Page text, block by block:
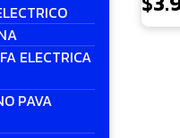
ELECTRICA
PAVA